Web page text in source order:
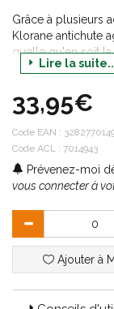
Grâce à plusieurs
Klorane antichute
quelle qu'en soit la
favorise leur
Lire la
33,95€
Code EAN :
Code ACL : 7014943
Prévenez-moi
vous connecter à
Ajouter à